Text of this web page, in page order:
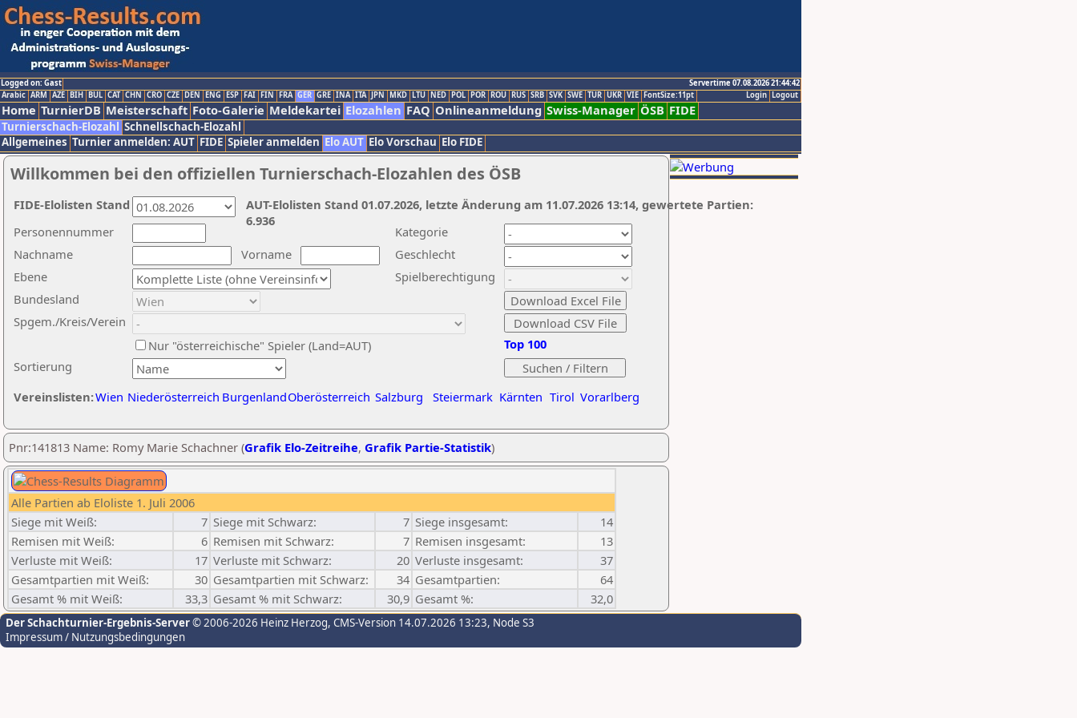
Logged on: Gast
Servertime 07.08.2026 21:44:42
Logout
Login
Arabic ARM AZE BIH BUL CAT CHN CRO CZE DEN ENG ESP FAI FIN FRA GER GRE INA ITA JPN MKD LTU NED POL POR ROU RUS SRB SVK SWE TUR UKR VIE FontSize:11pt
Home TurnierDB Meisterschaft Foto-Galerie Meldekartei Elozahlen FAQ Onlineanmeldung Swiss-Manager ÖSB FIDE
Turnierschach-Elozahl Schnellschach-Elozahl
Allgemeines Turnier anmelden: AUT FIDE Spieler anmelden Elo AUT Elo Vorschau Elo FIDE
Willkommen bei den offiziellen Turnierschach-Elozahlen des ÖSB
Nachname
Vorname
Ebene
Kategorie
Sortierung
Personennummer
Bundesland
Spgem./Kreis/Verein
Geschlecht
Nur "österreichische" Spieler (Land=AUT)
Spielberechtigung
Vereinslisten:Wien Niederösterreich BurgenlandOberösterreich Salzburg Steiermark Kärnten Tirol Vorarlberg
Top 100
AUT-Elolisten Stand 01.07.2026, letzte Änderung am 11.07.2026 13:14, gewertete Partien:
6.936
FIDE-Elolisten Stand
Pnr:141813 Name: Romy Marie Schachner (Grafik Elo-Zeitreihe, Grafik Partie-Statistik)
Alle Partien ab Eloliste 1. Juli 2006
Siege mit Weiß:
7 Siege mit Schwarz: 7 Siege insgesamt:
14
Remisen mit Weiß:
6 Remisen mit Schwarz: 7 Remisen insgesamt:
13
Verluste mit Weiß:
17 Verluste mit Schwarz: 20 Verluste insgesamt:
37
Gesamtpartien mit Weiß:
30 Gesamtpartien mit Schwarz: 34 Gesamtpartien:
64
Gesamt % mit Weiß:
33,3 Gesamt % mit Schwarz: 30,9 Gesamt %: 32,0
Der Schachturnier-Ergebnis-Server© 2006-2026 Heinz Herzog, CMS-Version 14.07.2026 13:23, Node S3
Impressum / Nutzungsbedingungen